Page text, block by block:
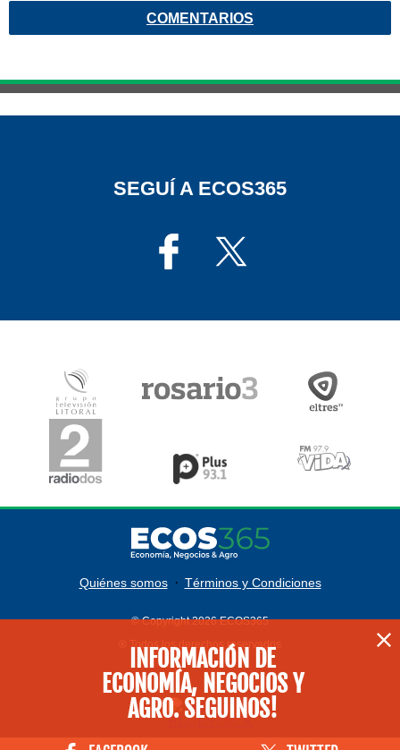
COMENTARIOS
SEGUÍ A ECOS365
Quiénes somos · Términos y Condiciones
© Copyright 2026 ECOS365
® Todos los derechos reservados
INFORMACIÓN DE
ECONOMÍA, NEGOCIOS Y
AGRO. SEGUINOS!